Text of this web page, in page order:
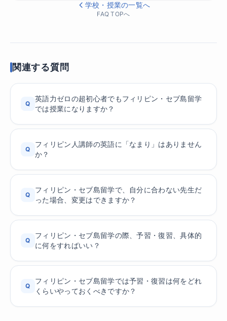
学校・授業の一覧へ
FAQ TOPへ
関連する質問
Q
英語力ゼロの超初心者でもフィリピン・セブ島留学
では授業になりますか？
Q
フィリピン人講師の英語に「なまり」はありません
か？
Q
フィリピン・セブ島留学で、自分に合わない先生だ
った場合、変更はできますか？
Q
フィリピン・セブ島留学の際、予習・復習、具体的
に何をすればいい？
Q
フィリピン・セブ島留学では予習・復習は何をどれ
くらいやっておくべきですか？